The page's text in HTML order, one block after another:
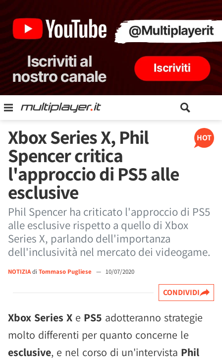
HOT
Xbox Series X, Phil
Spencer critica
l'approccio di PS5 alle
esclusive
Phil Spencer ha criticato l'approccio di PS5
alle esclusive rispetto a quello di Xbox
Series X, parlando dell'importanza
dell'inclusività nel mercato dei videogame.
NOTIZIAdi Tommaso Pugliese — 10/07/2020
CONDIVIDI
Xbox Series X e PS5 adotteranno strategie
molto differenti per quanto concerne le
esclusive, e nel corso di un'intervista Phil